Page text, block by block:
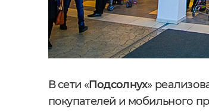
В сети «Подсолнух»
покупателей и мобильного